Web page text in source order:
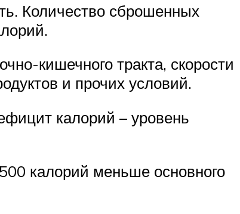
Количество сброшенных
кишечного тракта, скорости
и прочих условий.
калорий – уровень
калорий меньше основного